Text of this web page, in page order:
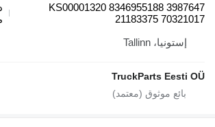
KS00001320
ديزل /